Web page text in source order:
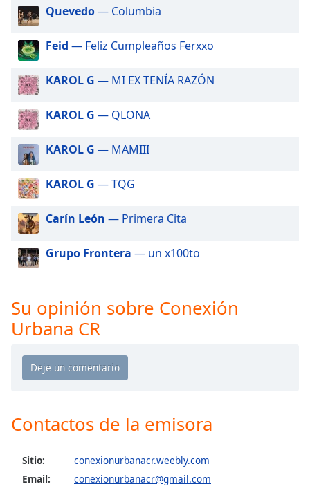
Picture-
in-
Picture
This
modal
window.
dialog
window.
Escape
cancel
the
window.
Background
Color
Quevedo— Columbia
Feid — Feliz Cumpleaños Ferxxo
KAROL G — MI EX TENÍA RAZÓN
KAROL G — QLONA
KAROL G — MAMIII
KAROL G — TQG
Carín León — Primera Cita
Grupo Frontera — un x100to
Su opinión sobre Conexión
Urbana CR
Contactos de la emisora
Sitio:
conexionurbanacr.weebly.com
Email:
conexionurbanacr@gmail.com